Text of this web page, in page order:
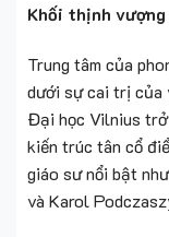
Khối thịnh
Trung tâm của
dưới sự cai trị của
Đại học Vilnius trở
kiến trúc tân cổ
giáo sư nổi bật
và Karol